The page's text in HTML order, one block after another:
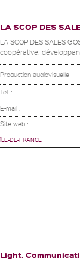
LA SCOP DES
LA SCOP DES SALES
coopérative,
Production audiovisuelle
Tel. :
E-mail :
Site web :
ÎLE-DE-FRANCE
Light.